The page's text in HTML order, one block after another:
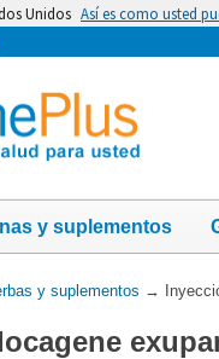
Unidos Así es como usted
y suplementos
y suplementos →